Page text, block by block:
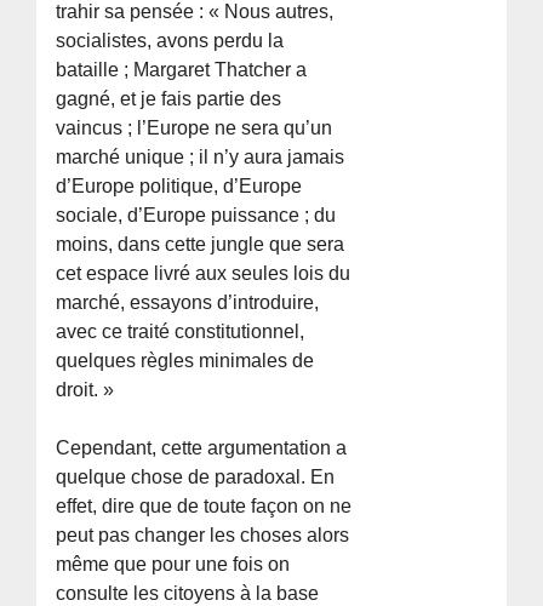
trahir sa pensée : « Nous autres,
socialistes, avons perdu la
bataille ; Margaret Thatcher a
gagné, et je fais partie des
vaincus ; l’Europe ne sera qu’un
marché unique ; il n’y aura jamais
d’Europe politique, d’Europe
sociale, d’Europe puissance ; du
moins, dans cette jungle que sera
cet espace livré aux seules lois du
marché, essayons d’introduire,
avec ce traité constitutionnel,
quelques règles minimales de
droit. »
Cependant, cette argumentation a
quelque chose de paradoxal. En
effet, dire que de toute façon on ne
peut pas changer les choses alors
même que pour une fois on
consulte les citoyens à la base